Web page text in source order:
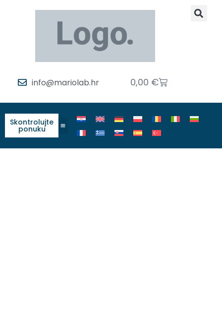
info@mariolab.hr 0,00 €
Skontrolujte
ponuku